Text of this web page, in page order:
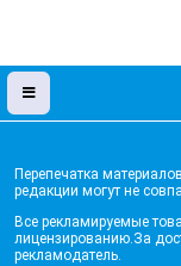
Перепечатка
редакции могут не
Все рекламируемые
лицензированию.За
рекламодатель.